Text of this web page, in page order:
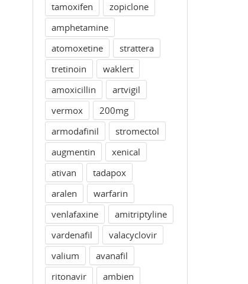
tamoxifen
zopiclone
amphetamine
atomoxetine
strattera
tretinoin
waklert
amoxicillin
artvigil
vermox
200mg
armodafinil
stromectol
augmentin
xenical
ativan
tadapox
aralen
warfarin
venlafaxine
amitriptyline
vardenafil
valacyclovir
valium
avanafil
ritonavir
ambien